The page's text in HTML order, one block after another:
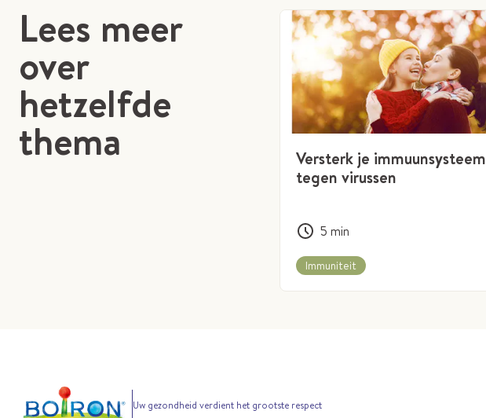
Lees meer
over
hetzelfde
thema
Versterk je immuunsysteem
tegen virussen
5 min
Immuniteit
Uw gezondheid verdient het grootste respect